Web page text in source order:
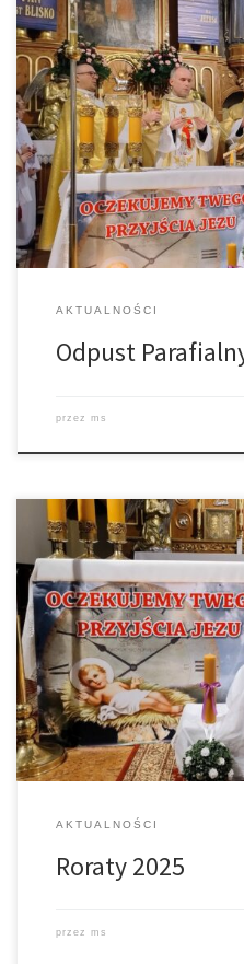
8 grudnia br. przeżywaliśmy
naszego Patrona św. Mikołaja
o godz. 11.00., przewodniczył
koncelebrował ks. proboszcz,
pw. Bł. Karoliny w Tarnowie,
Nie zabrakło […]
AKTUALNOŚCI
Odpust
przez ms
W Adwencie Roraty, czyli Msze
w dni powszednie od
Dwadzieścia minut wcześniej
Bardzo gorąco zapraszamy na
dzieci, dla których będzie
plansze, na które będą w
AKTUALNOŚCI
Roraty 2025
przez ms